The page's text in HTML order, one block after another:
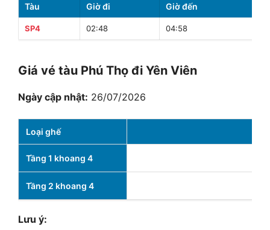
Tàu Giờ đi Giờ đến
SP4 02:48 04:58
Giá vé tàu Phú Thọ đi Yên Viên
Ngày cập nhật: 26/07/2026
Loại ghế
Tầng 1 khoang 4
Tầng 2 khoang 4
Lưu ý: